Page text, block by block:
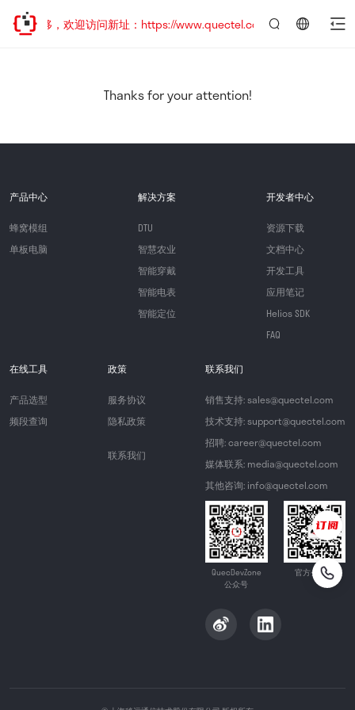
址已迁移，欢迎访问新址：https://www.quectel.com.cn
Thanks for your attention!
产品中心
蜂窝模组
单板电脑
解决方案
DTU
智慧农业
智能穿戴
智能电表
智能定位
开发者中心
资源下载
文档中心
开发工具
应用笔记
Helios SDK
FAQ
在线工具
产品选型
频段查询
政策
服务协议
隐私政策
联系我们
联系我们
销售支持: sales@quectel.com
技术支持: support@quectel.com
招聘: career@quectel.com
媒体联系: media@quectel.com
其他咨询: info@quectel.com
QuecDevZone
公众号
官方公众号